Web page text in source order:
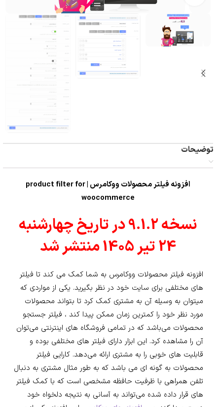
توضیحات
افزونه فیلتر محصولات ووکامرس | product filter for
woocommerce
نسخه 9.1.2 در تاریخ چهارشنبه
24 تیر 1405 منتشر شد
افزونه فیلتر محصولات ووکامرس به شما کمک می کند تا فیلتر
های مختلفی برای سایت خود در نظر بگیرید. یکی از مواردی که
میتوان به وسیله آن به مشتری کمک کرد تا بتواند محصولات
مورد نظر خود را کمترین زمان ممکن پیدا کند ، فیلتر جستجو
محصولات می‌باشد که در تمامی فروشگاه های اینترنتی می‌توان
آن را مشاهده کرد. این ابزار دارای فیلتر های مختلفی بوده و
قابلیت های خوبی را به مشتری ارائه می‌دهد. کارایی فیلتر
محصولات به گونه ای می باشد که به طور مثال مشتری به دنبال
تلفن همراهی با ظرفیت حافظه مشخصی است که با کمک فیلتر
های قرار داده شده می‌تواند به آسانی به نتیجه دلخواه خود